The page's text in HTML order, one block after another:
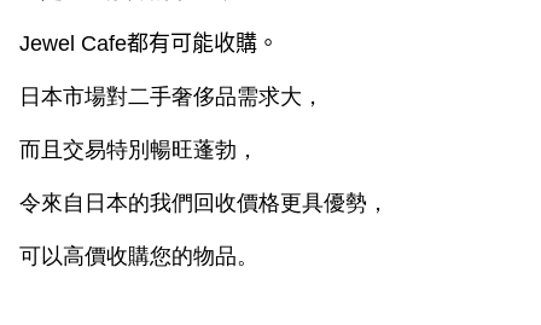
Jewel Cafe都有可能收購。
日本市場對二手奢侈品需求大，
而且交易特別暢旺蓬勃，
令來自日本的我們回收價格更具優勢，
可以高價收購您的物品。